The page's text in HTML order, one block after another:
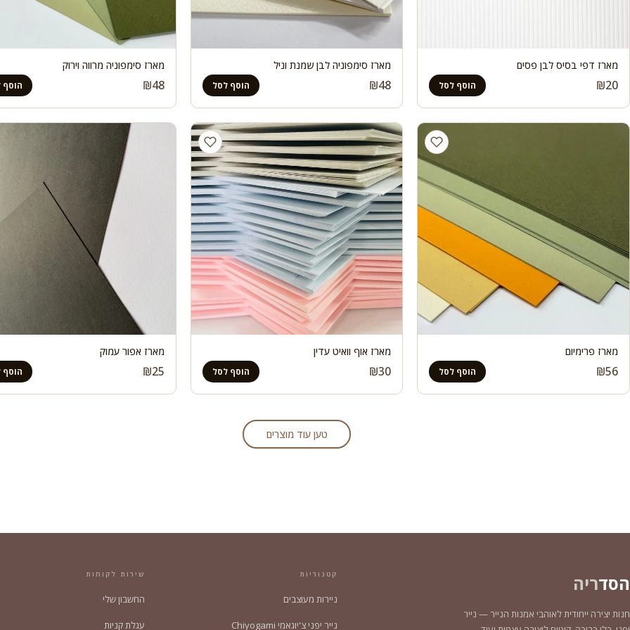
מארז דפי בסיס לבן פסים
₪20 הוסף לסל
מארז סימפוניה לבן שמנת וניל
₪48 הוסף לסל
מארז סימפוניה מרווה וירוק
₪48 הוסף
מארז פרימיום
₪56 הוסף לסל
מארז אוף וואיט עדין
₪30 הוסף לסל
מארז אפור עמוק
₪25 הוסף
טען עוד מוצרים
הסדריה
חנות יצירה ייחודית לאוהבי אמנות הנייר — נייר
קטגוריות
ניירות מעוצבים
נייר יפני צ'יוגאמי Chiyogami
שירות לקוחות
החשבון שלי
עגלת קניות